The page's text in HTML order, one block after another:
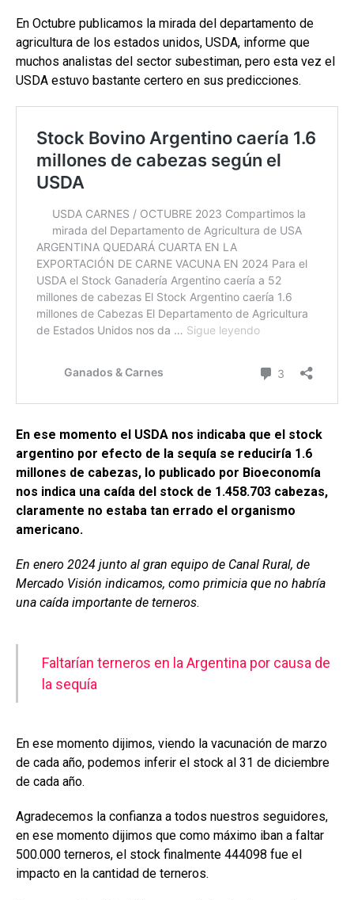
En Octubre publicamos la mirada del departamento de
agricultura de los estados unidos, USDA, informe que
muchos analistas del sector subestiman, pero esta vez el
USDA estuvo bastante certero en sus predicciones.
En ese momento el USDA nos indicaba que el stock
argentino por efecto de la sequía se reduciría 1.6
millones de cabezas, lo publicado por Bioeconomía
nos indica una caída del stock de 1.458.703 cabezas,
claramente no estaba tan errado el organismo
americano.
En enero 2024 junto al gran equipo de Canal Rural, de
Mercado Visión indicamos, como primicia que no habría
una caída importante de terneros.
Faltarían terneros en la Argentina por causa de
la sequía
En ese momento dijimos, viendo la vacunación de marzo
de cada año, podemos inferir el stock al 31 de diciembre
de cada año.
Agradecemos la confianza a todos nuestros seguidores,
en ese momento dijimos que como máximo iban a faltar
500.000 terneros, el stock finalmente 444098 fue el
impacto en la cantidad de terneros.